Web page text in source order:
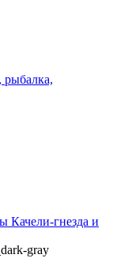
рыбалка,
Качели-гнезда и
gray